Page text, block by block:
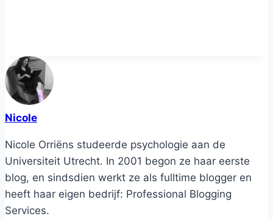
Nicole
Nicole Orriëns studeerde psychologie aan de
Universiteit Utrecht. In 2001 begon ze haar eerste
blog, en sindsdien werkt ze als fulltime blogger en
heeft haar eigen bedrijf: Professional Blogging
Services.